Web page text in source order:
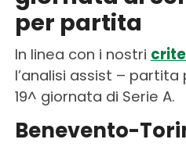
per partita
In linea con i nostri
l’analisi assist –
19^ giornata di Serie A.
Benevento-